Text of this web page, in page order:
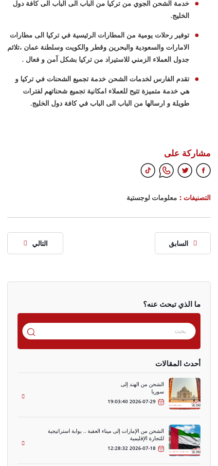
خدمة الشحن الجوي من تركيا من الباب الى الباب الى كافة دول
الخليج.
توفير رحلات يومية من المطارات الرئيسية في تركيا الى مطارات
الامارات والسعودية والبحرين وقطر والكويت وسلطنة عمان ،تلائم
جدول العملاء الزمني للاستيراد من تركيا بشكل آمن و فعال .
تقدم الفارس لخدمات الشحن خدمة تجميع الشحنات في تركيا و
هي خدمة متميزة تتيح للعملاء امكانية تجميع شحناتهم لفترات
طويلة و ارسالها من الباب الى الباب في كافة دول الخليج.
مشاركة على
التصنيفات : معلومات لوجستية
السابق التالي
ما الذي تبحث عنه؟
أحدث المقالات
الشحن من الهند إلى
سوريا
2026-07-29 19:03:40
الشحن من الإمارات إلى ميناء العقبة .. بوابة استراتيجية
للتجارة الإقليمية
2026-07-18 12:28:32